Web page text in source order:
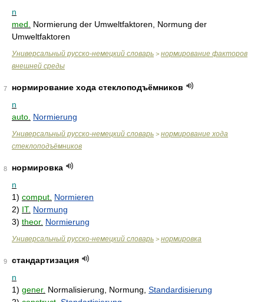
n
med.
Normierung der Umweltfaktoren, Normung der
Umweltfaktoren
Универсальный русско-немецкий словарь > нормирование факторов
внешней среды
7
нормирование хода стеклоподъёмников
n
auto. Normierung
Универсальный русско-немецкий словарь > нормирование хода
стеклоподъёмников
8
нормировка
n
1) comput. Normieren
2) IT. Normung
3) theor. Normierung
Универсальный русско-немецкий словарь > нормировка
9
стандартизация
n
1) gener. Normalisierung, Normung, Standardisierung